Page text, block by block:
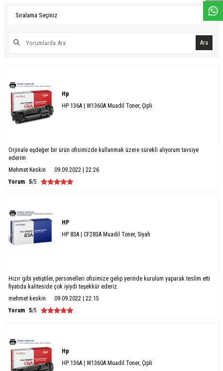
Ara
Hp
HP 136A | W1360A Muadil Toner, Çipli
Orjinale eşdeğer bir ürün ofisimizde kullanmak üzere sürekli alıyorum tavsiye
ederim
Mehmet Keskin
09.09.2022 | 22:26
Yorum 5/5
HP
HP 83A | CF283A Muadil Toner, Siyah
Hızır gibi yetiştiler, personelleri ofisimize gelip yerinde kurulum yaparak teslim etti
fiyatıda kaliteside çok iyiydi teşekkür ederiz.
mehmet keskin
09.09.2022 | 22:15
Yorum 5/5
Hp
HP 136A | W1360A Muadil Toner, Çipli